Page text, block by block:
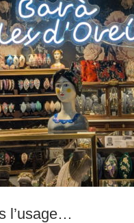
l’usage…